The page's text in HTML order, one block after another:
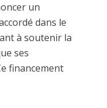
un
dans le
à soutenir la
ses
financement